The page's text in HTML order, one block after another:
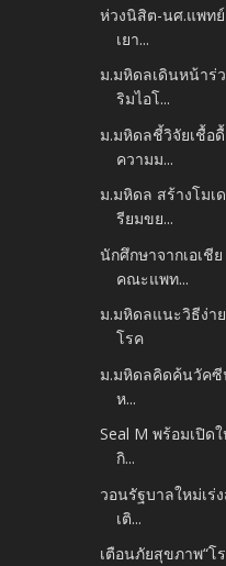
ห่วงนิสิต-นศ.แพทย์
เยา...
ม.มหิดลเดินหน้า
ริมไอโ...
ม.มหิดลชี้วิจัยเชื้อ
ความม...
ม.มหิดล สร้างโมเ
รียมขย...
นักศึกษาจากเอเชี
คณะแพท...
ม.มหิดลแนะวิธีง่า
โรค
ม.มหิดลคิดค้นวัคซี
ห...
Seal M พร้อมเปิ
กิ...
วอนรัฐบาลใหม่เร่
เติ...
เตือนภัยสุขภาพ“โ